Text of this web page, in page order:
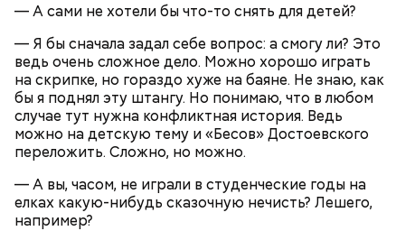
— А сами не хотели бы что-то снять для детей?
— Я бы сначала задал себе вопрос: а смогу ли? Это
ведь очень сложное дело. Можно хорошо играть
на скрипке, но гораздо хуже на баяне. Не знаю, как
бы я поднял эту штангу. Но понимаю, что в любом
случае тут нужна конфликтная история. Ведь
можно на детскую тему и «Бесов» Достоевского
переложить. Сложно, но можно.
— А вы, часом, не играли в студенческие годы на
елках какую-нибудь сказочную нечисть? Лешего,
например?
Множество людей совершают паломнические
поездки, чтобы поклониться мощам Святителя
Николая, которые находятся в Италии. 19 декабря
отмечается Никола Зимний, а 22 мая Никола вешний
обретении его мощей.Томаты «Без заморочек», аджика
и лечо: топ-8 проверенных
Первые блюда